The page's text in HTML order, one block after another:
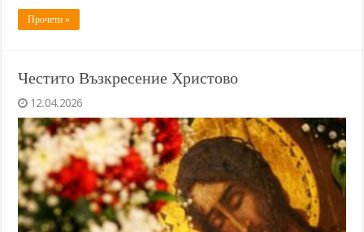
Прочети »
Честито Възкресение Христово
12.04.2026